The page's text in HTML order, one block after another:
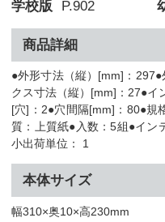
学校版 P.902
商品詳細
●外形寸法（縦）[mm]：
クス寸法（縦）[mm]：27●イ
[穴]：2●穴間隔[mm]：80●規
質：上質紙●入数：5組●イン
小出荷単位： 1
本体サイズ
幅310×奥10×高230mm